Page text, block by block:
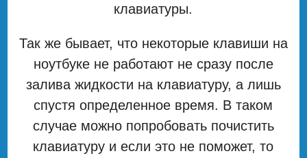
клавиатуры.
Так же бывает, что некоторые клавиши на
ноутбуке не работают не сразу после
залива жидкости на клавиатуру, а лишь
спустя определенное время. В таком
случае можно попробовать почистить
клавиатуру и если это не поможет, то